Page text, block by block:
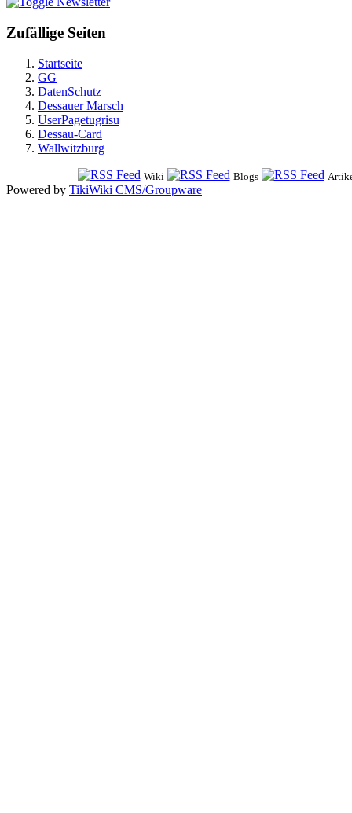
Zufällige Seiten
Startseite
GG
DatenSchutz
Dessauer Marsch
UserPagetugrisu
Dessau-Card
Wallwitzburg
Wiki Blogs
Powered by TikiWiki CMS/Groupware